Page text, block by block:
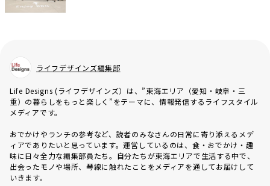
ライフデザインズ編集部
Life Designs (ライフデザインズ）は、”東海エリア（愛知・岐阜・三
重）の暮らしをもっと楽しく”をテーマに、情報発信するライフスタイル
メディアです。
おでかけやランチの参考など、読者のみなさんの日常に寄り添えるメデ
ィアでありたいと思っています。運営しているのは、食・おでかけ・趣
味に日々全力な編集部員たち。自分たちが東海エリアで生活する中で、
出会ったモノや場所、琴線に触れたことをメディアを通してお届けして
いきます。